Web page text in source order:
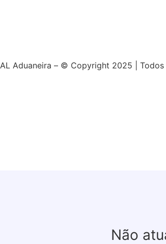
AL Aduaneira – © Copyright 2025 | Todos
Não